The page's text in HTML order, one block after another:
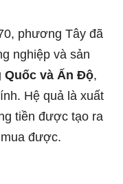
phương Tây đã
nghiệp và sản
Quốc và Ấn Độ,
Hệ quả là xuất
tiền được tạo ra
được.